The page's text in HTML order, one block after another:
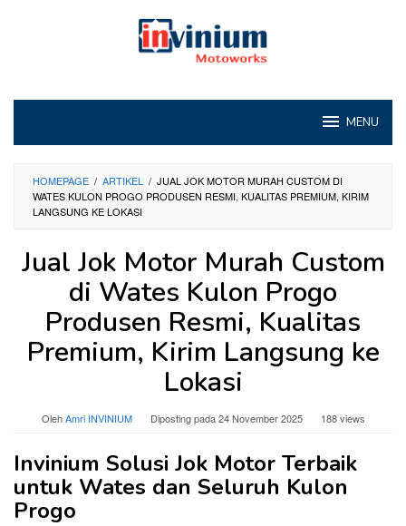
MENU
HOMEPAGE / ARTIKEL / JUAL JOK MOTOR MURAH CUSTOM DI
WATES KULON PROGO PRODUSEN RESMI, KUALITAS PREMIUM, KIRIM
LANGSUNG KE LOKASI
Jual Jok Motor Murah Custom
di Wates Kulon Progo
Produsen Resmi, Kualitas
Premium, Kirim Langsung ke
Lokasi
OlehAmri INVINIUM Diposting pada24 November 2025 188 views
Invinium Solusi Jok Motor Terbaik
untuk Wates dan Seluruh Kulon
Progo